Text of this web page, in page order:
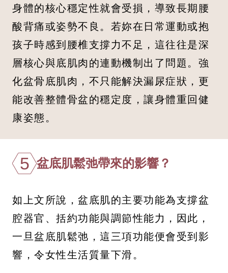
身體的核心穩定性就會受損，導致長期腰
酸背痛或姿勢不良。若妳在日常運動或抱
孩子時感到腰椎支撐力不足，這往往是深
層核心與底肌肉的連動機制出了問題。強
化盆骨底肌肉，不只能解決漏尿症狀，更
能改善整體骨盆的穩定度，讓身體重回健
康姿態。
5 盆底肌鬆弛帶來的影響？
如上文所說，盆底肌的主要功能為支撐盆
腔器官、括約功能與調節性能力，因此，
一旦盆底肌鬆弛，這三項功能便會受到影
響，令女性生活質量下滑。